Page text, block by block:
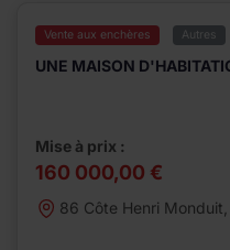
Vente aux enchères Autres
UNE MAISON
Mise à prix :
160 000,00 €
86 Côte Henri